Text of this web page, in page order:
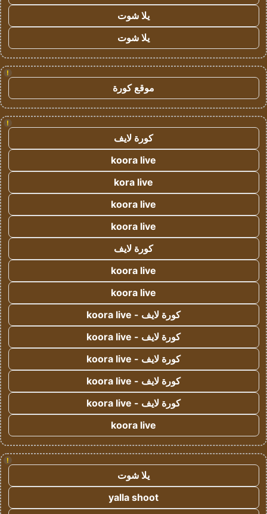
يلا شوت
يلا شوت
!
موقع كورة
!
كورة لايف
koora live
kora live
koora live
koora live
كورة لايف
koora live
koora live
كورة لايف - koora live
كورة لايف - koora live
كورة لايف - koora live
كورة لايف - koora live
كورة لايف - koora live
koora live
!
يلا شوت
yalla shoot